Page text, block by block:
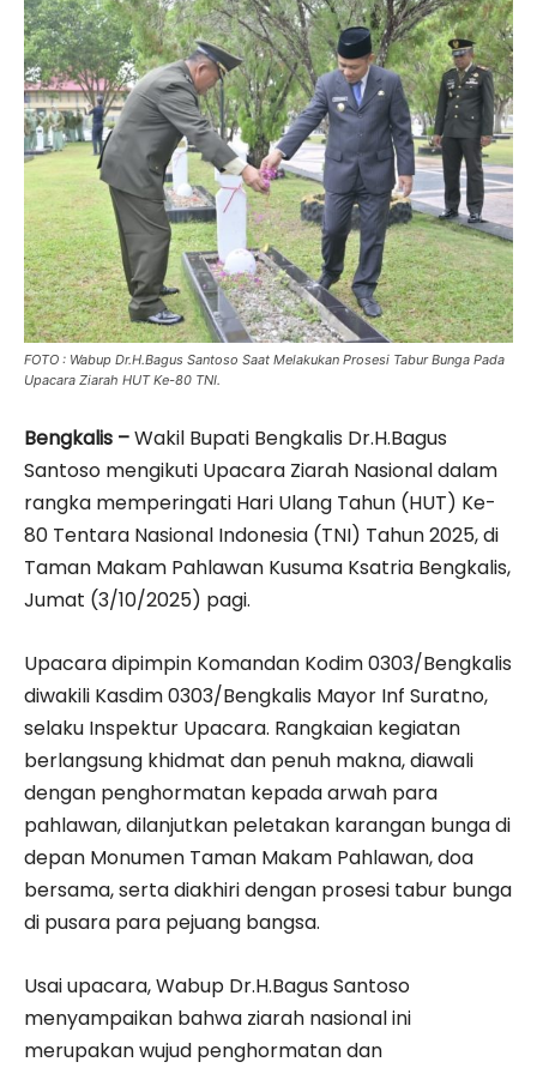
FOTO : Wabup Dr.H.Bagus Santoso Saat Melakukan Prosesi Tabur Bunga Pada
Upacara Ziarah HUT Ke-80 TNI.
Bengkalis –Wakil Bupati Bengkalis Dr.H.Bagus
Santoso mengikuti Upacara Ziarah Nasional dalam
rangka memperingati Hari Ulang Tahun (HUT) Ke-
80 Tentara Nasional Indonesia (TNI) Tahun 2025, di
Taman Makam Pahlawan Kusuma Ksatria Bengkalis,
Jumat (3/10/2025) pagi.
Upacara dipimpin Komandan Kodim 0303/Bengkalis
diwakili Kasdim 0303/Bengkalis Mayor Inf Suratno,
selaku Inspektur Upacara. Rangkaian kegiatan
berlangsung khidmat dan penuh makna, diawali
dengan penghormatan kepada arwah para
pahlawan, dilanjutkan peletakan karangan bunga di
depan Monumen Taman Makam Pahlawan, doa
bersama, serta diakhiri dengan prosesi tabur bunga
di pusara para pejuang bangsa.
Usai upacara, Wabup Dr.H.Bagus Santoso
menyampaikan bahwa ziarah nasional ini
merupakan wujud penghormatan dan